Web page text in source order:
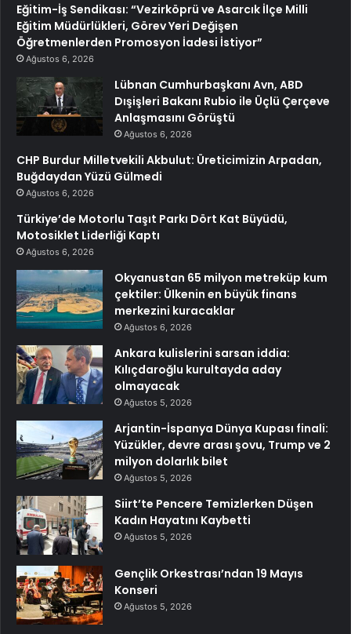
Eğitim-İş Sendikası: “Vezirköprü ve Asarcık İlçe Milli
Eğitim Müdürlükleri, Görev Yeri Değişen
Öğretmenlerden Promosyon İadesi İstiyor”
Ağustos 6, 2026
Lübnan Cumhurbaşkanı Avn, ABD
Dışişleri Bakanı Rubio ile Üçlü Çerçeve
Anlaşmasını Görüştü
Ağustos 6, 2026
CHP Burdur Milletvekili Akbulut: Üreticimizin Arpadan,
Buğdaydan Yüzü Gülmedi
Ağustos 6, 2026
Türkiye’de Motorlu Taşıt Parkı Dört Kat Büyüdü,
Motosiklet Liderliği Kaptı
Ağustos 6, 2026
Okyanustan 65 milyon metreküp kum
çektiler: Ülkenin en büyük finans
merkezini kuracaklar
Ağustos 6, 2026
Ankara kulislerini sarsan iddia:
Kılıçdaroğlu kurultayda aday
olmayacak
Ağustos 5, 2026
Arjantin-İspanya Dünya Kupası finali:
Yüzükler, devre arası şovu, Trump ve 2
milyon dolarlık bilet
Ağustos 5, 2026
Siirt’te Pencere Temizlerken Düşen
Kadın Hayatını Kaybetti
Ağustos 5, 2026
Gençlik Orkestrası’ndan 19 Mayıs
Konseri
Ağustos 5, 2026